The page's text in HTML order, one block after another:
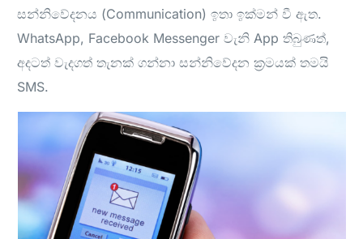
සන්නිවේදනය (Communication) ඉතා ඉක්මන් වී ඇත.
WhatsApp, Facebook Messenger වැනි App තිබුණත්,
අදටත් වැදගත් තැනක් ගන්නා සන්නිවේදන ක්‍රමයක් තමයි
SMS.